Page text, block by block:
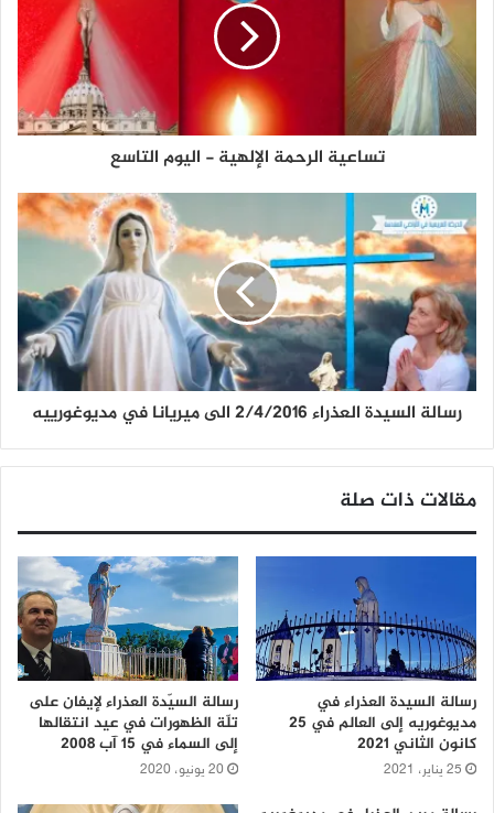
تساعية الرحمة الإلهية - اليوم التاسع
رسالة السيدة العذراء 2/4/2016 الى ميريانا في مديوغورييه
مقالات ذات صلة
رسالة السيدة العذراء في
مديوغوريه إلى العالم في 25
كانون الثاني 2021
25 يناير، 2021
رسالة السيّدة العذراء لإيفان على
تلّة الظهورات في عيد انتقالها
إلى السماء في 15 آب 2008
20 يونيو، 2020